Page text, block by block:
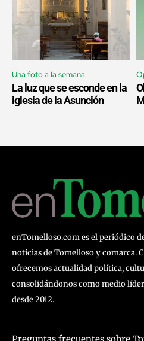
Una foto a la semana
La luz que se esconde en la
iglesia de la Asunción
enTomelloso.com es el periódico
noticias de Tomelloso y comarca.
ofrecemos actualidad política,
consolidándonos como medio
desde 2012.